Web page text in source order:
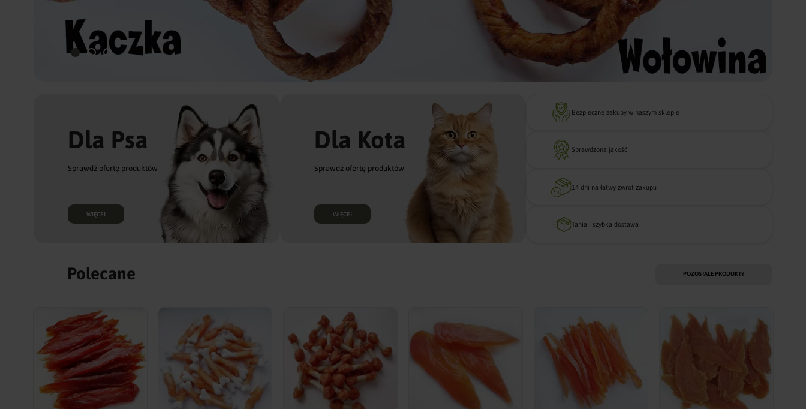
Animale
Fineyork słoje
Dla Psa
Sprawdź ofertę produktów
WIĘCEJ
Dla Kota
Sprawdź ofertę produktów
WIĘCEJ
Bezpieczne zakupy w naszym sklepie
Sprawdzona jakość
14 dni na łatwy zwrot zakupu
Tania i szybka dostawa
Polecane POZOSTAŁE PRODUKTY